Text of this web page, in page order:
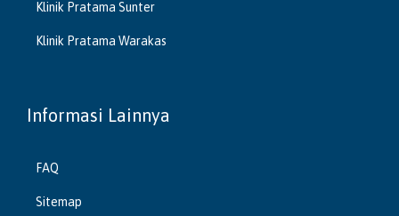
Klinik Pratama Sunter
Klinik Pratama Warakas
Informasi Lainnya
FAQ
Sitemap